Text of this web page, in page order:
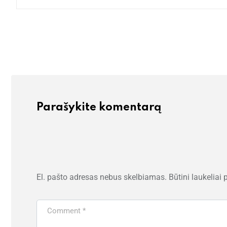
Parašykite komentarą
El. pašto adresas nebus skelbiamas. Būtini laukeliai